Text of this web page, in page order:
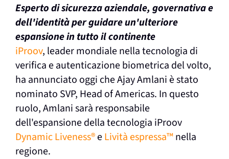
Esperto di sicurezza aziendale, governativa e
dell'identitàper guidare un'ulteriore
espansione in tutto il continente
iProov, leader mondiale nella tecnologia di
verifica e autenticazione biometrica del volto,
ha annunciato oggi che Ajay Amlani è stato
nominato SVP, Head of Americas. In questo
ruolo, Amlani sarà responsabile
dell'espansione della tecnologia iProov
Dynamic Liveness®eLività espressa™nella
regione.